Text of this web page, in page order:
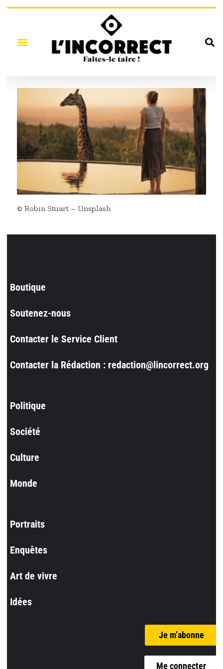
© Robin Stuart – Unsplash
Boutique
Soutenez-nous
Contacter le Service Client
Contacter la Rédaction : redaction@lincorrect.org
Politique
Société
Culture
Monde
Portraits
Enquêtes
Art de vivre
Idées
Je m’abonne
Me connecter